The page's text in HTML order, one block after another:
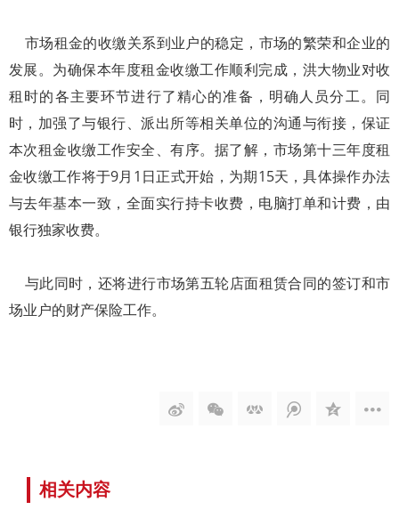
市场租金的收缴关系到业户的稳定，市场的繁荣和企业的
发展。为确保本年度租金收缴工作顺利完成，洪大物业对收
租时的各主要环节进行了精心的准备，明确人员分工。同
时，加强了与银行、派出所等相关单位的沟通与衔接，保证
本次租金收缴工作安全、有序。据了解，市场第十三年度租
金收缴工作将于9月1日正式开始，为期15天，具体操作办法
与去年基本一致，全面实行持卡收费，电脑打单和计费，由
银行独家收费。
与此同时，还将进行市场第五轮店面租赁合同的签订和市
场业户的财产保险工作。
相关内容